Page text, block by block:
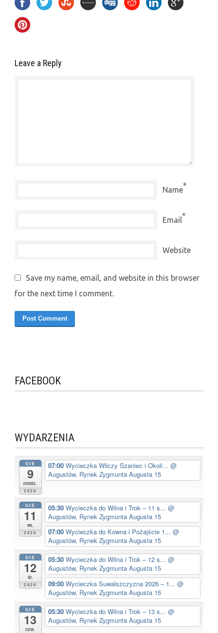
Leave a Reply
Name*
Email*
Website
Save my name, email, and website in this browser
for the next time I comment.
FACEBOOK
WYDARZENIA
SIE
9
niedz.
2026
07:00 Wycieczka Wilczy Szaniec i Okoli... @
Augustów, Rynek Zygmunta Augusta 15
SIE
11
wt.
2026
05:30 Wycieczka do Wilna i Trok – 11 s... @
Augustów, Rynek Zygmunta Augusta 15
07:00 Wycieczka do Kowna i Pożajście 1... @
Augustów, Rynek Zygmunta Augusta 15
SIE
12
śr.
2026
05:30 Wycieczka do Wilna i Trok – 12 s... @
Augustów, Rynek Zygmunta Augusta 15
09:00 Wycieczka Suwalszczyzna 2026 – 1... @
Augustów, Rynek Zygmunta Augusta 15
SIE
13
czw.
05:30 Wycieczka do Wilna i Trok – 13 s... @
Augustów, Rynek Zygmunta Augusta 15